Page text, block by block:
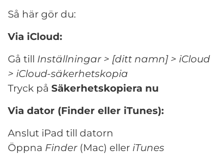
Så här gör du:
Via iCloud:
Gå till Inställningar > [ditt namn] > iCloud
> iCloud-säkerhetskopia
Tryck på Säkerhetskopiera nu
Via dator (Finder eller iTunes):
Anslut iPad till datorn
Öppna Finder(Mac) eller iTunes